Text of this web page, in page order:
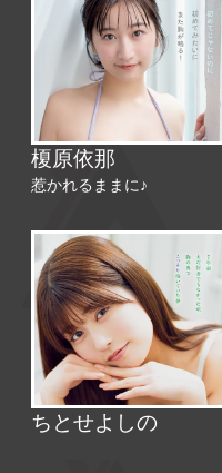
榎原依那
惹かれるままに♪
ちとせよしの